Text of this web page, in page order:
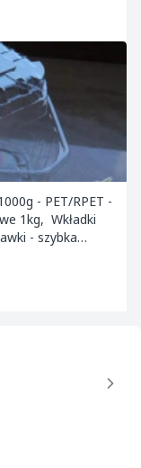
- PET/RPET -
1kg, Wkładki
- szybka